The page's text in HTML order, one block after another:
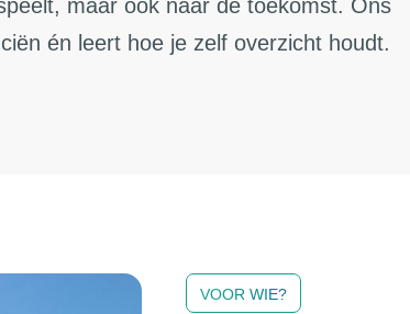
maar ook naar de toekomst. Ons
én leert hoe je zelf overzicht houdt.
VOOR WIE?